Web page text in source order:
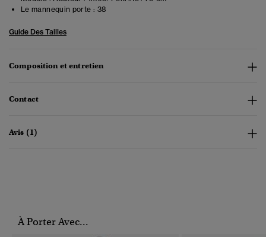
Le mannequin porte : 38
Guide Des Tailles
Composition et entretien
Contact
Avis (1)
À Porter Avec...